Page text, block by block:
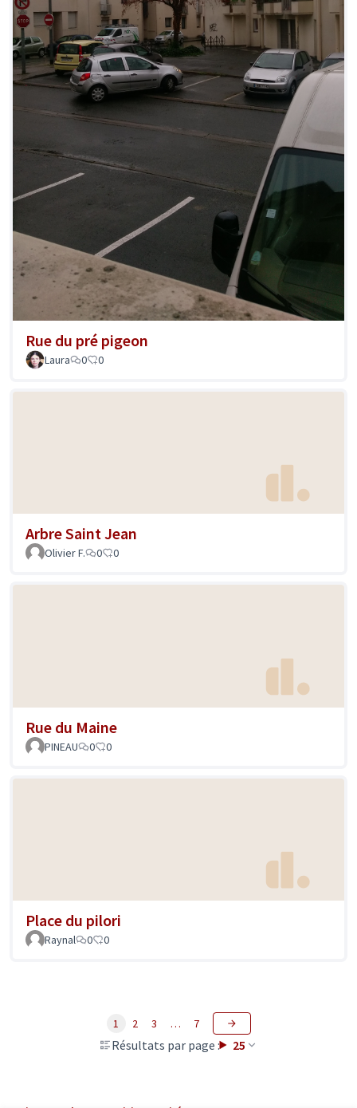
Rue du pré pigeon
Laura 0 0
Arbre Saint Jean
Olivier F. 0 0
Rue du Maine
PINEAU 0 0
Place du pilori
Raynal 0 0
Résultats par page : 25
1 2 3 … 7